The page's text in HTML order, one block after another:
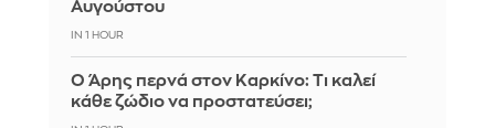
Αυγούστου
IN 1 HOUR
Ο Άρης περνά στον Καρκίνο: Τι καλεί
κάθε ζώδιο να προστατεύσει;